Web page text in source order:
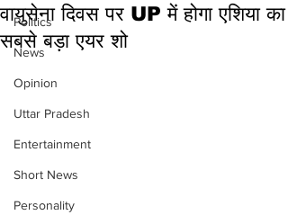
Politics
News
Opinion
Uttar Pradesh
Entertainment
Short News
Personality
वायुसेना दिवस पर UP में होगा एशिया का
सबसे बड़ा एयर शो